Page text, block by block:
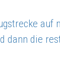
auf
dann die